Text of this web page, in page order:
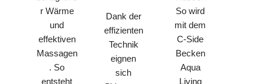
r Wärme
und
effektiven
Massagen
. So
entsteht
Dank der
effizienten
Technik
eignen
sich
So wird
mit dem
C-Side
Becken
Aqua
Living